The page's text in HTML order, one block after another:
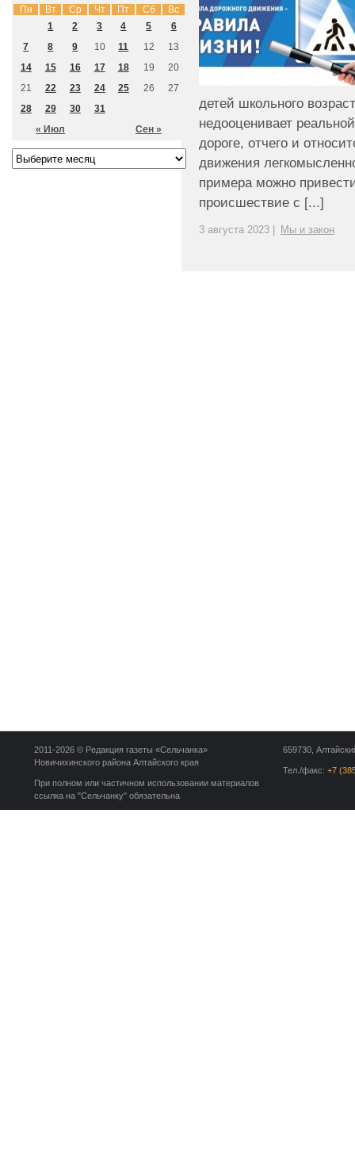
детей школьного
недооценивает
дороге, отчего и
движения
примера можно
происшествие с [...]
3 августа 2023 | Мы и закон
Пн Вт Ср Чт Пт Сб Вс
« Июл Сен »
1 2 3 4 5
6
7
8 9 10 11 12
13
14
15 16 17 18 19
20
21
22 23 24 25 26
27
28
29 30 31
659730,
Тел./факс: +7
2011-2026 © Редакция газеты «Сельчанка»
Новичихинского района Алтайского края
При полном или частичном использовании материалов
ссылка на "Сельчанку" обязательна